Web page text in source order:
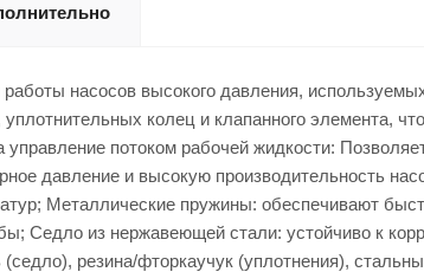
насосов высокого давления,
колец и клапанного элемента,
потоком рабочей жидкости:
давление и высокую производительность
Металлические пружины: обеспечивают
Седло из нержавеющей стали: устойчиво к
резина/фторкаучук (уплотнения),